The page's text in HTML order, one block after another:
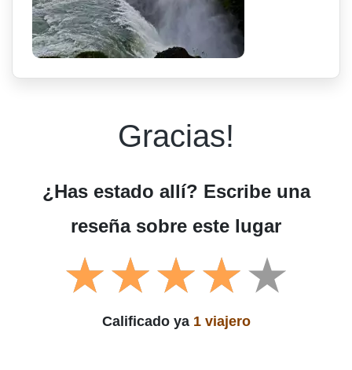
Gracias!
¿Has estado allí? Escribe una
reseña sobre este lugar
Calificado ya 1 viajero